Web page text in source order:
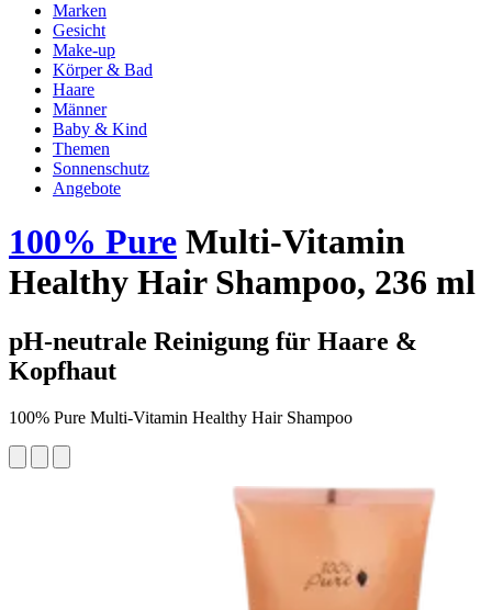
Marken
Gesicht
Make-up
Körper & Bad
Haare
Männer
Baby & Kind
Themen
Sonnenschutz
Angebote
100% Pure Multi-Vitamin
Healthy Hair Shampoo, 236 ml
pH-neutrale Reinigung für Haare &
Kopfhaut
100% Pure Multi-Vitamin Healthy Hair Shampoo